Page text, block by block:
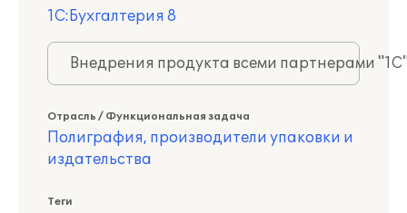
1С:Бухгалтерия 8
Внедрения продукта всеми партнерами
Отрасль / Функциональная задача
Полиграфия, производители упаковки и
издательства
Теги